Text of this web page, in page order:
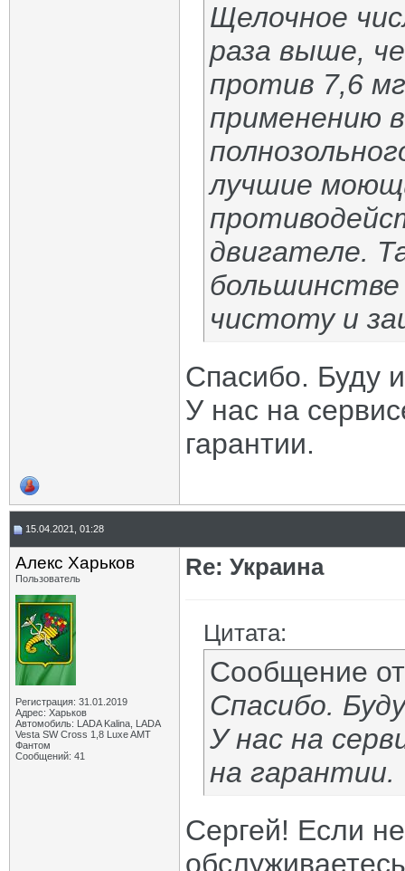
Щелочное
раза выше,
против 7,6
применению
лучшие
двигателе.
чистоту и
Спасибо. Буду
У нас на
гарантии.
15.04.2021, 01:28
Алекс Харьков
Пользователь
Регистрация: 31.01.2019
Адрес: Харьков
Автомобиль: LADA Kalina, LADA
Vesta SW Cross 1,8 Luxe AMT
Фантом
Сообщений: 41
Re: Украина
Цитата:
Сообщение
Спасибо.
У нас на
на гарантии.
Сергей! Если